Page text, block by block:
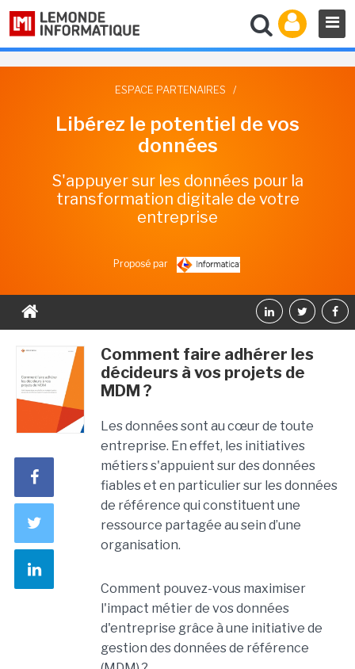
ESPACE PARTENAIRES /
Libérez le potentiel de vos
données
S'appuyer sur les données pour la
transformation digitale de votre
entreprise
Proposé par
Comment faire adhérer les
décideurs à vos projets de
MDM ?
Les données sont au cœur de toute
entreprise. En effet, les initiatives
métiers s'appuient sur des données
fiables et en particulier sur les données
de référence qui constituent une
ressource partagée au sein d’une
organisation.
Comment pouvez-vous maximiser
l'impact métier de vos données
d'entreprise grâce à une initiative de
gestion des données de référence